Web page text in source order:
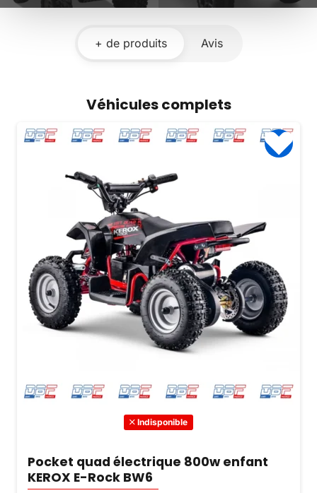
+ de produits Avis
Véhicules complets
Indisponible
Pocket quad électrique 800w enfant
KEROX E-Rock BW6